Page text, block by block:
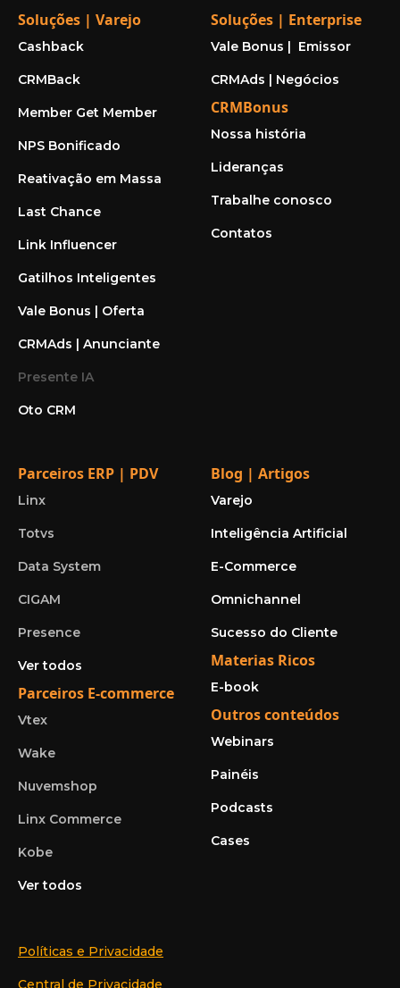
Soluções | Varejo
Cashback
CRMBack
Member Get Member
NPS Bonificado
Reativação em Massa
Last Chance
Link Influencer
Gatilhos Inteligentes
Vale Bonus | Oferta
CRMAds | Anunciante
Presente IA
Oto CRM
Soluções | Enterprise
Vale Bonus | Emissor
CRMAds | Negócios
CRMBonus
Nossa história
Lideranças
Trabalhe conosco
Contatos
Parceiros ERP | PDV
Linx
Totvs
Data System
CIGAM
Presence
Ver todos
Parceiros E-commerce
Vtex
Wake
Nuvemshop
Linx Commerce
Kobe
Ver todos
Blog | Artigos
Varejo
Inteligência Artificial
E-Commerce
Omnichannel
Sucesso do Cliente
Materias Ricos
E-book
Outros conteúdos
Webinars
Painéis
Podcasts
Cases
Políticas e Privacidade
Central de Privacidade